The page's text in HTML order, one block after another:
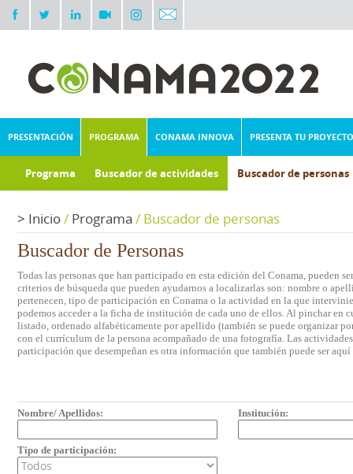
PRESENTACIÓN PROGRAMA CONAMA INNOVA PRESENTA TU PROYECTO
Programa Buscador de actividades Buscador de personas
> Inicio/ Programa / Buscador de personas
Buscador de Personas
Todas las personas que han participado en esta edición del Conama, pueden
criterios de búsqueda que pueden ayudarnos a localizarlas son: nombre o
pertenecen, tipo de participación en Conama o la actividad en la que
podemos acceder a la ficha de institución de cada uno de ellos. Al pinchar en
listado, ordenado alfabéticamente por apellido (también se puede organizar
con el currículum de la persona acompañado de una fotografía. Las
participación que desempeñan es otra información que también puede ser
Nombre/ Apellidos: Institución:
Tipo de participación: